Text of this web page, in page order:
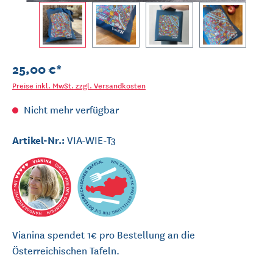
25,00 €*
Preise inkl. MwSt. zzgl. Versandkosten
Nicht mehr verfügbar
Artikel-Nr.:VIA-WIE-T3
Vianina spendet 1€ pro Bestellung an die
Österreichischen Tafeln.